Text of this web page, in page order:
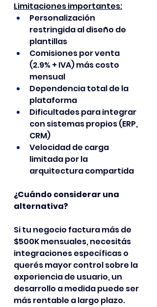
Limitaciones importantes:
Personalización
restringida al diseño de
plantillas
Comisiones por venta
(2.9% + IVA) más costo
mensual
Dependencia total de la
plataforma
Dificultades para integrar
con sistemas propios (ERP,
CRM)
Velocidad de carga
limitada por la
arquitectura compartida
¿Cuándo considerar una
alternativa?
Si tu negocio factura más de
$500K mensuales, necesitás
integraciones específicas o
querés mayor control sobre la
experiencia de usuario, un
desarrollo a medida puede ser
más rentable a largo plazo.